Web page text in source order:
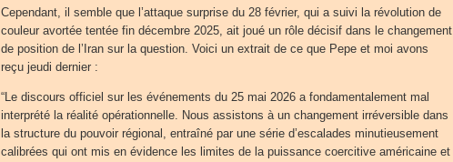
Cependant, il semble que l’attaque surprise du 28 février, qui a suivi la révolution de
couleur avortée tentée fin décembre 2025, ait joué un rôle décisif dans le changement
de position de l’Iran sur la question. Voici un extrait de ce que Pepe et moi avons
reçu jeudi dernier :
“Le discours officiel sur les événements du 25 mai 2026 a fondamentalement mal
interprété la réalité opérationnelle. Nous assistons à un changement irréversible dans
la structure du pouvoir régional, entraîné par une série d’escalades minutieusement
calibrées qui ont mis en évidence les limites de la puissance coercitive américaine et